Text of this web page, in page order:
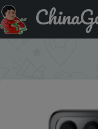
Придбати по
Midnight Black